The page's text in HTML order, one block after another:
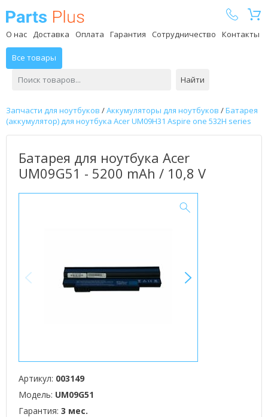
О нас Доставка Оплата Гарантия Сотрудничество Контакты
Все товары
Найти
Запчасти для ноутбуков /Аккумуляторы для ноутбуков /Батарея
(аккумулятор) для ноутбука Acer UM09H31 Aspire one 532H series
Батарея для ноутбука Acer
UM09G51 - 5200 mAh / 10,8 V
Артикул: 003149
Модель: UM09G51
Гарантия: 3 мес.